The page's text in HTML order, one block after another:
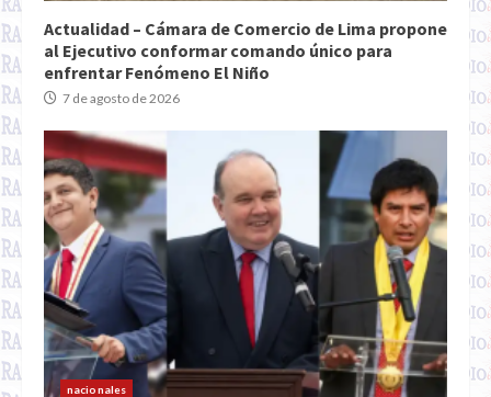
Actualidad – Cámara de Comercio de Lima propone
al Ejecutivo conformar comando único para
enfrentar Fenómeno El Niño
7 de agosto de 2026
nacionales